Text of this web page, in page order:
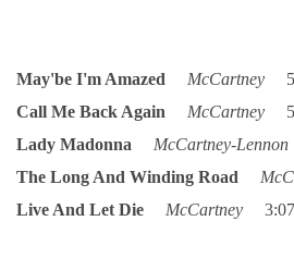
DISKOGRAFIE - SINGLY ŘADOVÉ
DISKOGRAFIE - SINGLY VÁNOČNÍ
DISKOGRAFIE - SINGLY DALŠÍ
May'be I'm Amazed McCartney
Call Me Back Again McCartney
Lady Madonna McCartney-
The Long And Winding Road
Live And Let Die McCartney 3:07